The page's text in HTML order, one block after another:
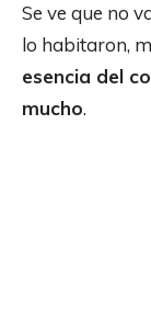
Se ve que no
lo habitaron,
esencia del
mucho.